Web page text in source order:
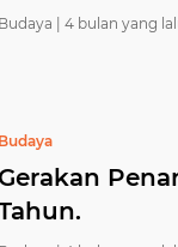
Budaya | 4 bulan yang
Budaya
Gerakan